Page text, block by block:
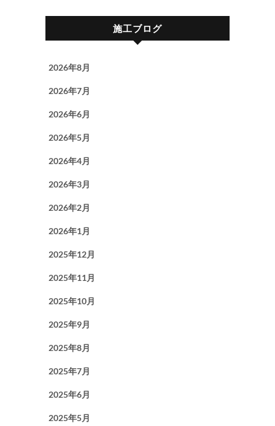
施工ブログ
2026年8月
2026年7月
2026年6月
2026年5月
2026年4月
2026年3月
2026年2月
2026年1月
2025年12月
2025年11月
2025年10月
2025年9月
2025年8月
2025年7月
2025年6月
2025年5月